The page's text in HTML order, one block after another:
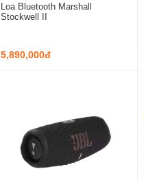
Loa Bluetooth Marshall
Stockwell II
5,890,000đ